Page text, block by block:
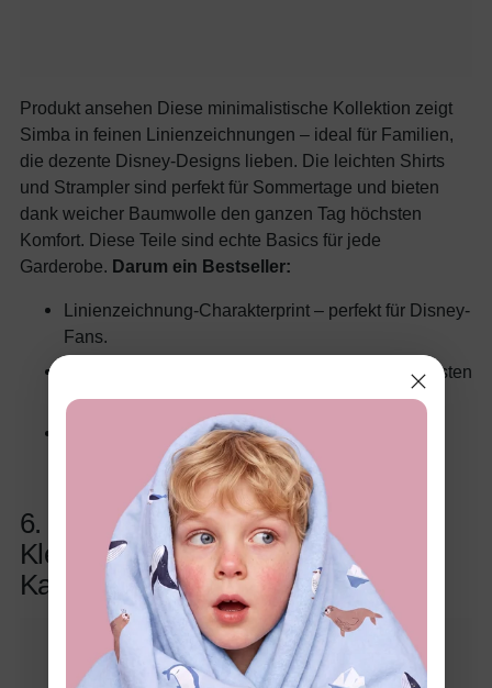
Produkt ansehen Diese minimalistische Kollektion zeigt
Simba in feinen Linienzeichnungen – ideal für Familien,
die dezente Disney-Designs lieben. Die leichten Shirts
und Strampler sind perfekt für Sommertage und bieten
dank weicher Baumwolle den ganzen Tag höchsten
Komfort. Diese Teile sind echte Basics für jede
Garderobe. Darum ein Bestseller:
Linienzeichnung-Charakterprint – perfekt für Disney-
Fans.
Weiches, atmungsaktives Naia-Material für höchsten
Komfort.
Super geeignet für entspannte Ausflüge und
6. Disney König der Löwen Baby &
Kleinkind Jungen 1-tlg. Baumwoll
Kapuzenjacke mit Charakter-Motiv